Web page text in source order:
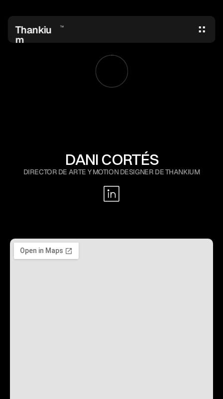
DANI CORTÉS
DIRECTOR DE ARTE Y MOTION DESIGNER DE THANKIUM
Thankiu
m
TM